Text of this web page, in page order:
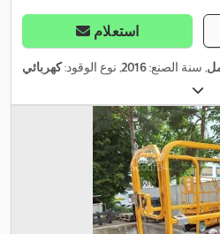
استعلام
, سنة الصنع:2016, نوع الوقود:كهربائي